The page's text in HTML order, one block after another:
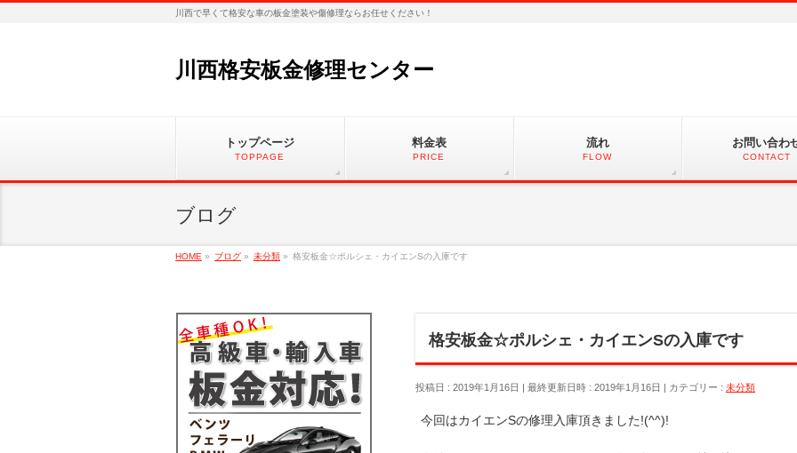
川西で早くて格安な車の板金塗装や傷修理ならお任せください！
川西格安板金修理センター
トップページ
TOPPAGE
料金表
PRICE
流れ
FLOW
お問い合わ
CONTACT
ブログ
HOME » ブログ » 未分類 » 格安板金☆ポルシェ・カイエンSの入庫です
格安板金☆ポルシェ・カイエンSの入庫です
投稿日 : 2019年1月16日 最終更新日時 : 2019年1月16日 カテゴリー : 未分類
今回はカイエンSの修理入庫頂きました!(^^)!